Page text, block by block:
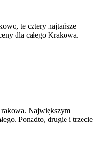
te cztery najtańsze
dla całego Krakowa.
Największym
Ponadto, drugie i trzecie